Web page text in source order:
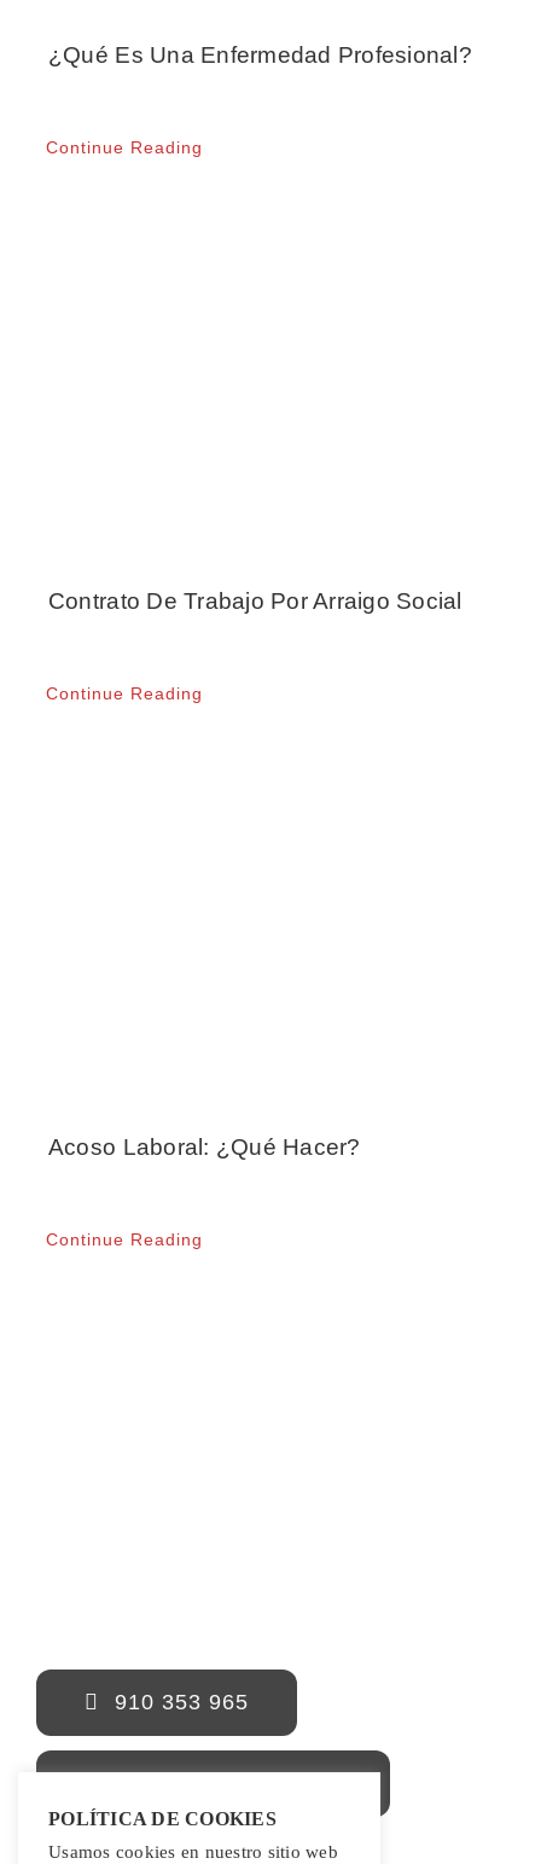
¿Qué Es Una Enfermedad Profesional?
Continue Reading
Contrato De Trabajo Por Arraigo Social
Continue Reading
Acoso Laboral: ¿Qué Hacer?
Continue Reading
910 353 965
POLÍTICA DE COOKIES
Usamos cookies en nuestro sitio web